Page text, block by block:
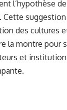
l’hypothèse
des cultures
la montre pour
et